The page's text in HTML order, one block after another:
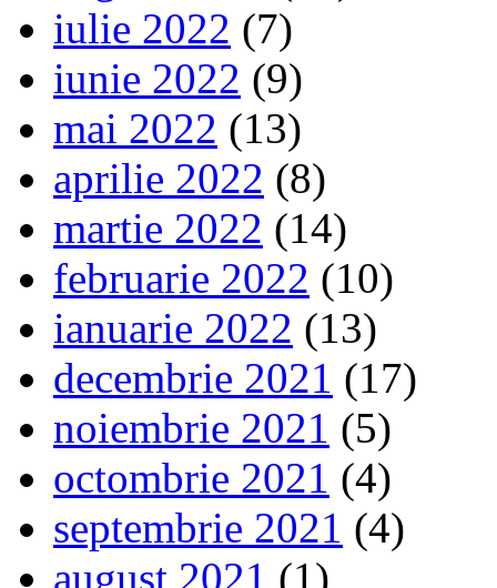
iulie 2022 (7)
iunie 2022 (9)
mai 2022 (13)
aprilie 2022 (8)
martie 2022 (14)
februarie 2022 (10)
ianuarie 2022 (13)
decembrie 2021 (17)
noiembrie 2021 (5)
octombrie 2021 (4)
septembrie 2021 (4)
august 2021 (1)